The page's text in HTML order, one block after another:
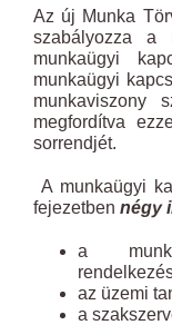
Az új Munka
szabályozza a
munkaügyi
munkaügyi
munkaviszony
megfordítva
sorrendjét.
A munkaügyi
fejezetben négy
a
az üzemi
a